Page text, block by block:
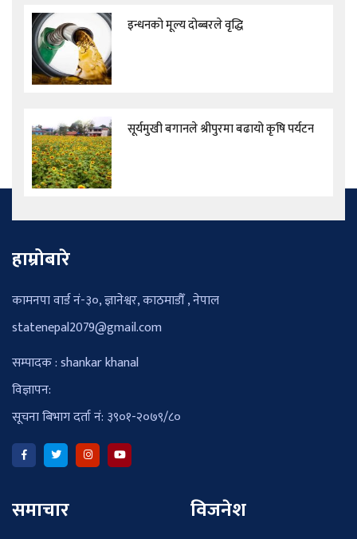
इन्धनको मूल्य दोब्बरले वृद्धि
सूर्यमुखी बगानले श्रीपुरमा बढायो कृषि पर्यटन
हाम्रोबारे
कामनपा वार्ड नं-३०, ज्ञानेश्वर, काठमाडौँ , नेपाल
statenepal2079@gmail.com
सम्पादक : shankar khanal
विज्ञापन:
सूचना बिभाग दर्ता नं: ३९०१-२०७९/८०
समाचार विजनेश